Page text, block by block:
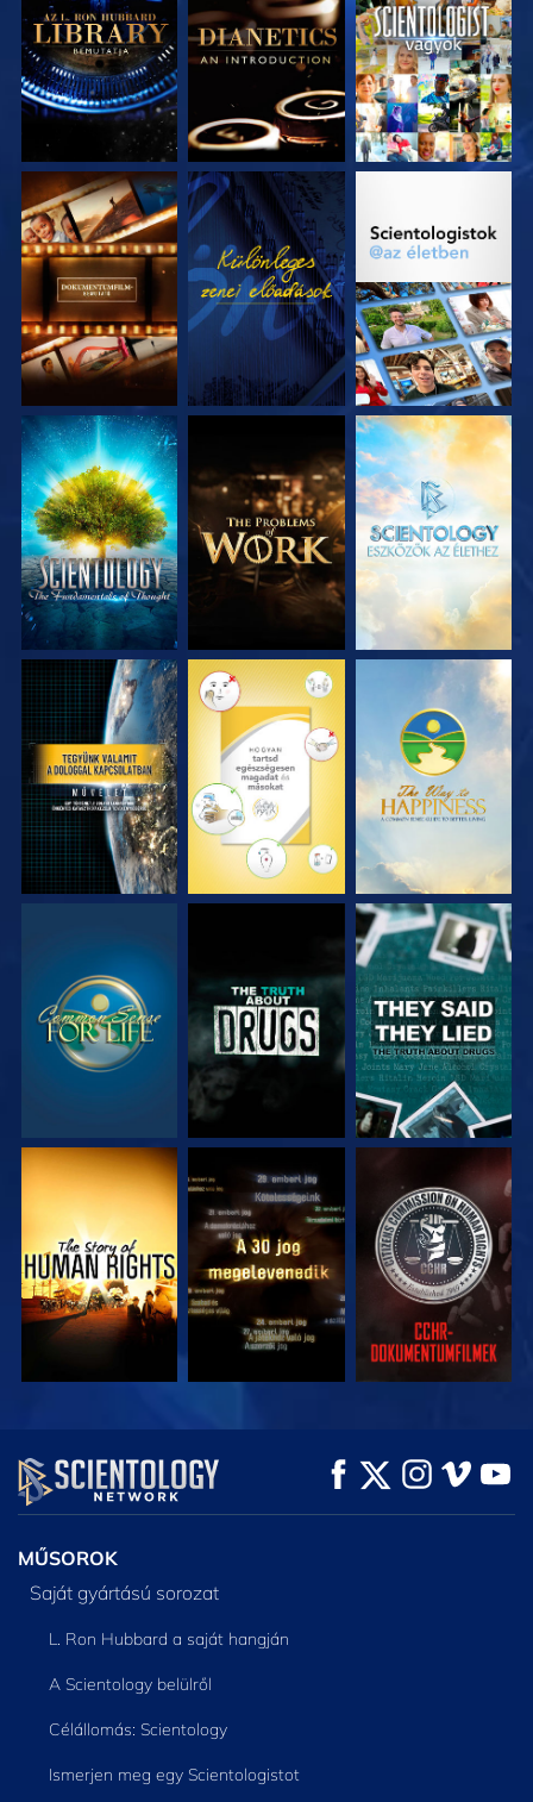
A SOROZAT
RÉSZEI
A SOROZAT
RÉSZEI
MŰSORNÉZÉS
A SOROZAT
RÉSZEI
MŰSORNÉZÉS
A SOROZAT
A SOROZAT
RÉSZEI
A SOROZAT
RÉSZEI
A SOROZAT
RÉSZEI
MŰSORNÉZÉS MŰSORNÉZÉS MŰSORNÉZÉS
MŰSORNÉZÉS MŰSORNÉZÉS MŰSORNÉZÉS
MŰSORNÉZÉS MŰSORNÉZÉS MŰSORNÉZÉS
MŰSORNÉZÉS MŰSORNÉZÉS
A SOROZAT
RÉSZEI
MŰSOROK
Saját gyártású sorozat
L. Ron Hubbard a saját hangján
A Scientology belülről
Célállomás: Scientology
Ismerjen meg egy Scientologistot